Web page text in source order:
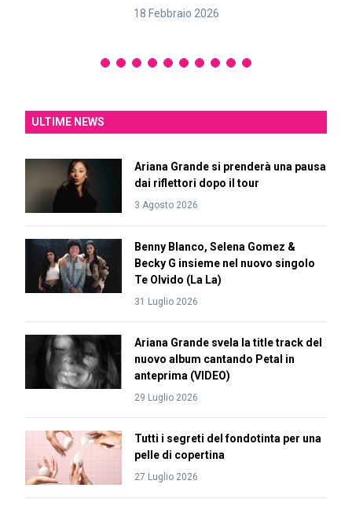
18 Febbraio 2026
ULTIME NEWS
Ariana Grande si prenderà una pausa
dai riflettori dopo il tour
3 Agosto 2026
Benny Blanco, Selena Gomez &
Becky G insieme nel nuovo singolo
Te Olvido (La La)
31 Luglio 2026
Ariana Grande svela la title track del
nuovo album cantando Petal in
anteprima (VIDEO)
29 Luglio 2026
Tutti i segreti del fondotinta per una
pelle di copertina
27 Luglio 2026